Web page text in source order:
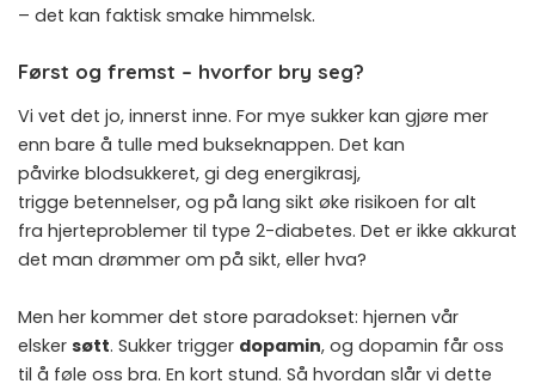
– det kan faktisk smake himmelsk.
Først og fremst – hvorfor bry seg?
Vi vet det jo, innerst inne. For mye sukker kan gjøre mer
enn bare å tulle med bukseknappen. Det kan
påvirke blodsukkeret, gi deg energikrasj,
trigge betennelser, og på lang sikt øke risikoen for alt
fra hjerteproblemer til type 2-diabetes. Det er ikke akkurat
det man drømmer om på sikt, eller hva?
Men her kommer det store paradokset: hjernen vår
elsker søtt. Sukker trigger dopamin, og dopamin får oss
til å føle oss bra. En kort stund. Så hvordan slår vi dette